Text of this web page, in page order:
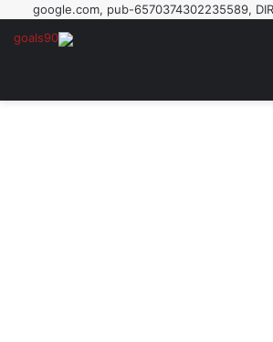
google.com, pub-6570374302235589,